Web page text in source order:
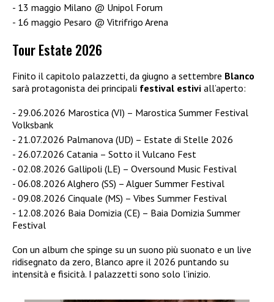
13 maggio Milano @ Unipol Forum
16 maggio Pesaro @ Vitrifrigo Arena
Tour Estate 2026
Finito il capitolo palazzetti, da giugno a settembre Blanco
sarà protagonista dei principali festival estivi all’aperto:
29.06.2026 Marostica (VI) – Marostica Summer Festival
Volksbank
21.07.2026 Palmanova (UD) – Estate di Stelle 2026
26.07.2026 Catania – Sotto il Vulcano Fest
02.08.2026 Gallipoli (LE) – Oversound Music Festival
06.08.2026 Alghero (SS) – Alguer Summer Festival
09.08.2026 Cinquale (MS) – Vibes Summer Festival
12.08.2026 Baia Domizia (CE) – Baia Domizia Summer
Festival
Con un album che spinge su un suono più suonato e un live
ridisegnato da zero, Blanco apre il 2026 puntando su
intensità e fisicità. I palazzetti sono solo l’inizio.